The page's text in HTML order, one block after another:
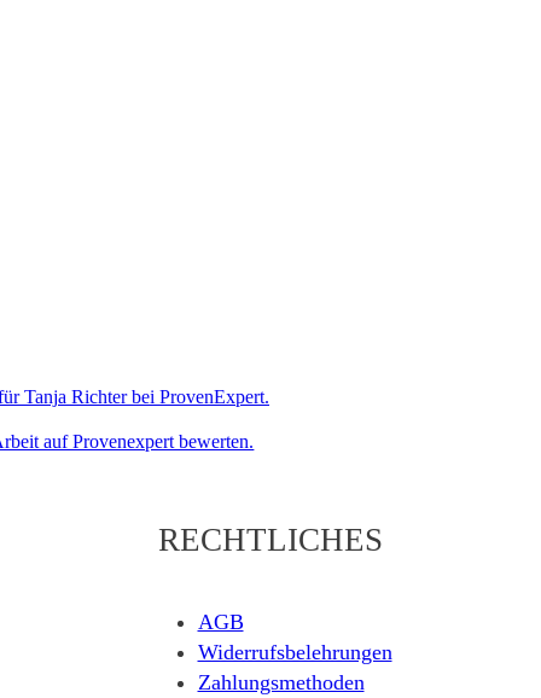
auf Provenexpert bewerten.
RECHTLICHES
AGB
Widerrufsbelehrungen
Zahlungsmethoden